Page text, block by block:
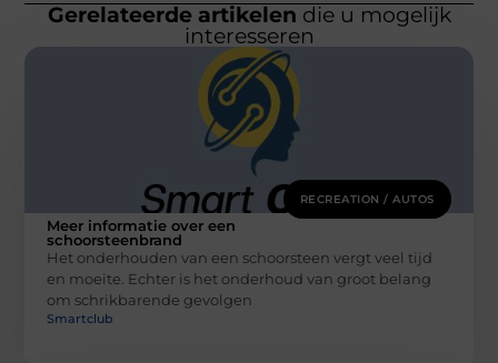
Gerelateerde artikelen die u mogelijk
interesseren
RECREATION / AUTOS
Meer informatie over een
schoorsteenbrand
Het onderhouden van een schoorsteen vergt veel tijd
en moeite. Echter is het onderhoud van groot belang
om schrikbarende gevolgen
Smartclub